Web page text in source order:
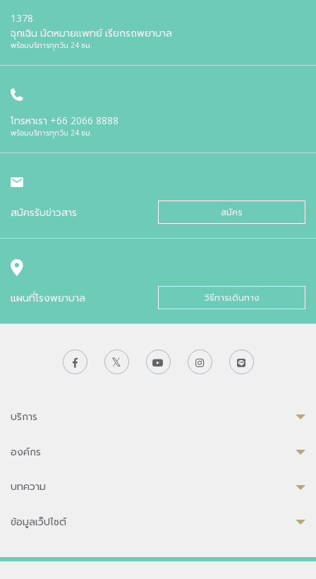
1378
ฉุกเฉิน นัดหมายแพทย์ เรียกรถพยาบาล
พร้อมบริการทุกวัน 24 ชม.
โทรหาเรา +66 2066 8888
พร้อมบริการทุกวัน 24 ชม.
สมัครรับข่าวสาร สมัคร
แผนที่โรงพยาบาล วิธีการเดินทาง
บริการ
องค์กร
บทความ
ข้อมูลเว็ปไซต์